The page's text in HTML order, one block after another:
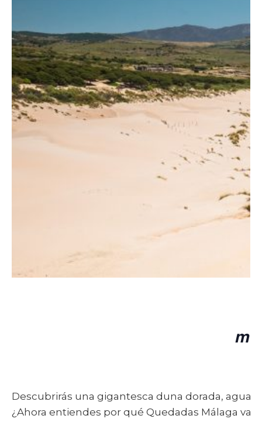
Descubrirás una gigantesca duna dorada,
¿Ahora entiendes por qué Quedadas Málaga va